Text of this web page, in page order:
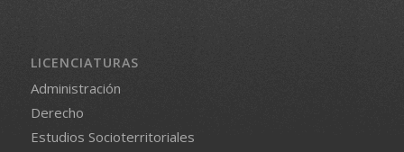
LICENCIATURAS
Administración
Derecho
Estudios Socioterritoriales